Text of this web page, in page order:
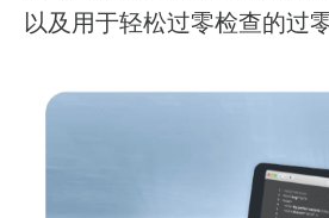
以及用于轻松过零检查的过